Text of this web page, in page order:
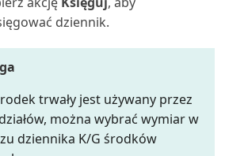
kont księgi
kontaktów z
i edytowanie w
z B...
niestandardowych
BI
Envestnet...
alokacji w
głównych
potwierdzenie
bilans
zestawienie obrotów i
dziennik.
trwały jest używany przez
można wybrać wymiar w
dziennika K/G środków